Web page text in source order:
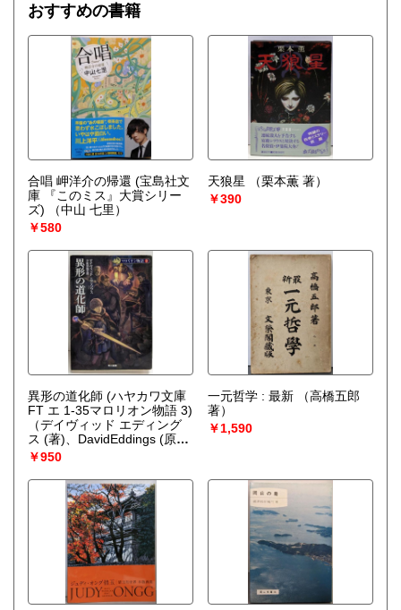
おすすめの書籍
合唱 岬洋介の帰還 (宝島社文
庫 『このミス』大賞シリー
ズ)
（中山 七里）
￥580
天狼星
（栗本薫 著）
￥390
異形の道化師 (ハヤカワ文庫
FT エ 1-35マロリオン物語 3)
（デイヴィッド エディング
ス (著)、DavidEddings (原
名)、宇佐川 晶子 (翻訳)）
￥950
一元哲学 : 最新
（高橋五郎
著）
￥1,590